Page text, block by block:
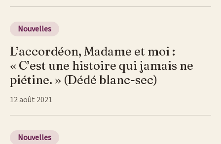
Nouvelles
L’accordéon, Madame et moi :
« C’est une histoire qui jamais ne
piétine. » (Dédé blanc-sec)
12 août 2021
Nouvelles